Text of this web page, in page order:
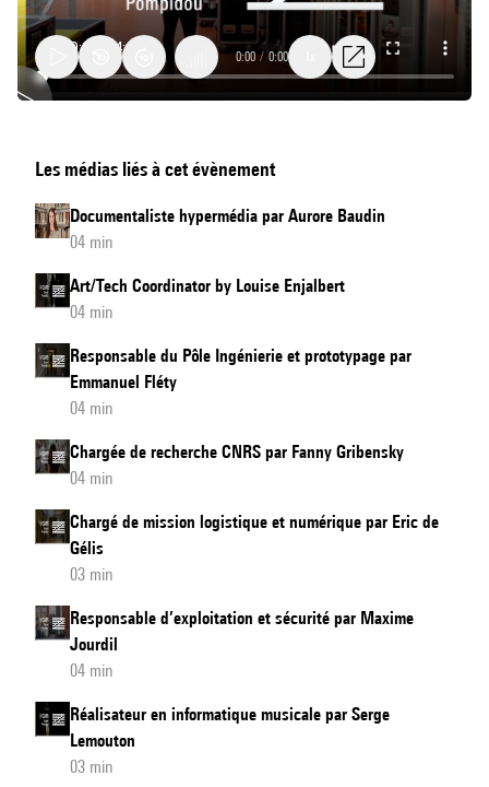
Assistant
by
Florian
0:00 / 0:00
Les médias liés à cet évènement
Documentaliste hypermédia par Aurore Baudin
04 min
Art/Tech Coordinator by Louise Enjalbert
04 min
Responsable du Pôle Ingénierie et prototypage par
Emmanuel Fléty
04 min
Chargée de recherche CNRS par Fanny Gribensky
04 min
Chargé de mission logistique et numérique par Eric de
Gélis
03 min
Responsable d’exploitation et sécurité par Maxime
Jourdil
04 min
Réalisateur en informatique musicale par Serge
Lemouton
03 min